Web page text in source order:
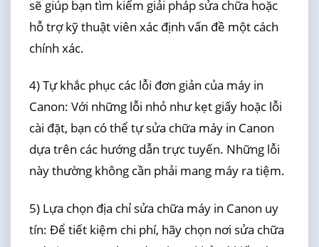
sẽ giúp bạn tìm kiếm giải pháp sửa chữa hoặc
hỗ trợ kỹ thuật viên xác định vấn đề một cách
chính xác.
4) Tự khắc phục các lỗi đơn giản của máy in
Canon: Với những lỗi nhỏ như kẹt giấy hoặc lỗi
cài đặt, bạn có thể tự sửa chữa máy in Canon
dựa trên các hướng dẫn trực tuyến. Những lỗi
này thường không cần phải mang máy ra tiệm.
5) Lựa chọn địa chỉ sửa chữa máy in Canon uy
tín: Để tiết kiệm chi phí, hãy chọn nơi sửa chữa